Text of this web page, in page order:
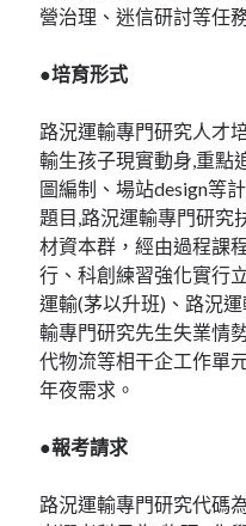
營治理、迷信研討等任
●培育形式
路況運輸專門研究人才
輸生孩子現實動身,重點
圖編制、場站design等
題目,路況運輸專門研究
材資本群，經由過程課
行、科創練習強化實行
運輸(茅以升班)、路況
輸專門研究先生失業情
代物流等相干企工作單
年夜需求。
●報考請求
路況運輸專門研究代碼